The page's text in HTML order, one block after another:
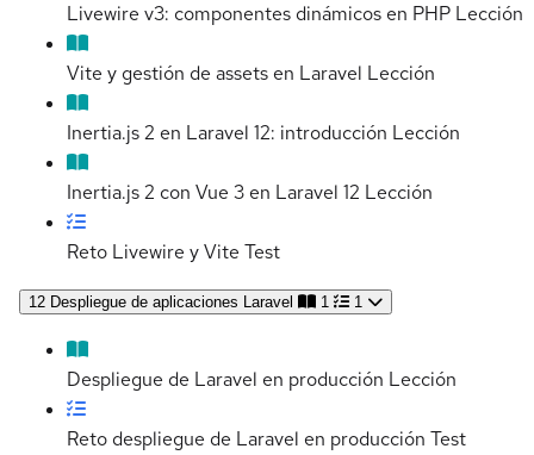
Livewire v3: componentes dinámicos en PHP Lección
Vite y gestión de assets en Laravel Lección
Inertia.js 2 en Laravel 12: introducción Lección
Inertia.js 2 con Vue 3 en Laravel 12 Lección
Reto Livewire y Vite Test
12 Despliegue de aplicaciones Laravel 1 1
Despliegue de Laravel en producción Lección
Reto despliegue de Laravel en producción Test